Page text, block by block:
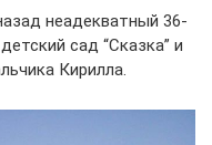
неадекватный 36-
сад “Сказка” и
Кирилла.